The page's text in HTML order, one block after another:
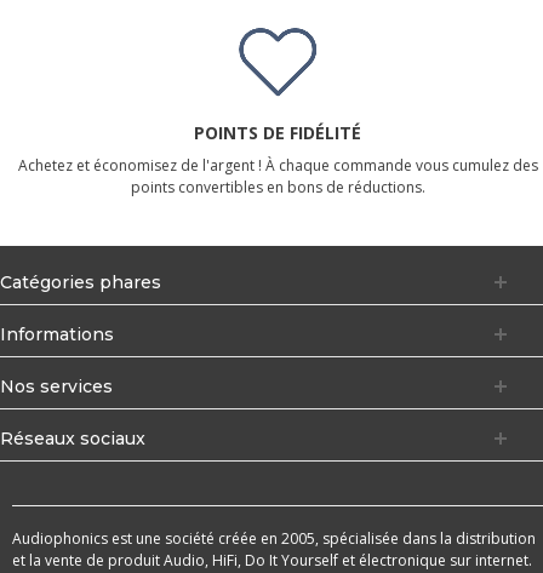
POINTS DE FIDÉLITÉ
Achetez et économisez de l'argent ! À chaque commande vous cumulez des
points convertibles en bons de réductions.
Catégories phares
Informations
Nos services
Réseaux sociaux
Audiophonics est une société créée en 2005, spécialisée dans la distribution
et la vente de produit Audio, HiFi, Do It Yourself et électronique sur internet.